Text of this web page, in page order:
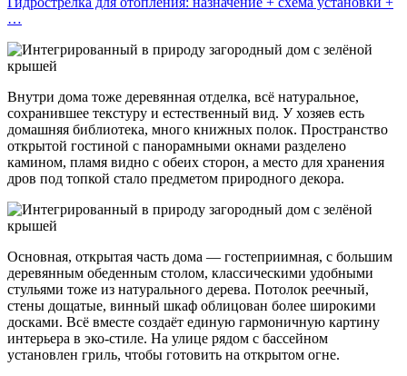
…
Внутри дома тоже деревянная отделка, всё натуральное,
сохранившее текстуру и естественный вид. У хозяев есть
домашняя библиотека, много книжных полок. Пространство
открытой гостиной с панорамными окнами разделено
камином, пламя видно с обеих сторон, а место для хранения
дров под топкой стало предметом природного декора.
Основная, открытая часть дома — гостеприимная, с большим
деревянным обеденным столом, классическими удобными
стульями тоже из натурального дерева. Потолок реечный,
стены дощатые, винный шкаф облицован более широкими
досками. Всё вместе создаёт единую гармоничную картину
интерьера в эко-стиле. На улице рядом с бассейном
установлен гриль, чтобы готовить на открытом огне.